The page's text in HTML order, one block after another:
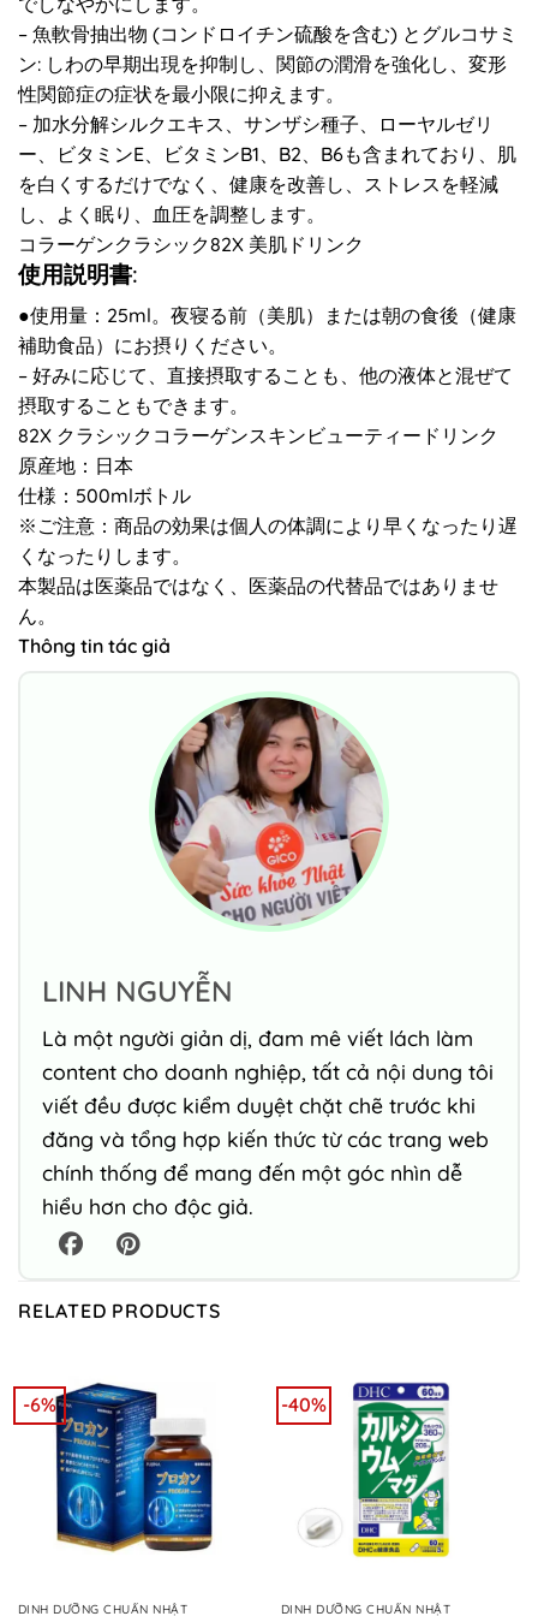
– 魚軟骨抽出物 (コンドロイチン硫酸を含む) とグルコサミ
ン: しわの早期出現を抑制し、関節の潤滑を強化し、変形
性関節症の症状を最小限に抑えます。
– 加水分解シルクエキス、サンザシ種子、ローヤルゼリ
ー、ビタミンE、ビタミンB1、B2、B6も含まれており、肌
を白くするだけでなく、健康を改善し、ストレスを軽減
し、よく眠り、血圧を調整します。
コラーゲンクラシック82X 美肌ドリンク
使用説明書:
●使用量：25ml。夜寝る前（美肌）または朝の食後（健康
補助食品）にお摂りください。
– 好みに応じて、直接摂取することも、他の液体と混ぜて
摂取することもできます。
82X クラシックコラーゲンスキンビューティードリンク
原産地：日本
仕様：500mlボトル
※ご注意：商品の効果は個人の体調により早くなったり遅
くなったりします。
本製品は医薬品ではなく、医薬品の代替品ではありませ
ん。
Thông tin tác giả
LINH NGUYỄN
Là một người giản dị, đam mê viết lách làm
content cho doanh nghiệp, tất cả nội dung tôi
viết đều được kiểm duyệt chặt chẽ trước khi
đăng và tổng hợp kiến thức từ các trang web
chính thống để mang đến một góc nhìn dễ
hiểu hơn cho độc giả.
RELATED PRODUCTS
-6%
DINH DƯỠNG CHUẨN NHẬT
-40%
DINH DƯỠNG CHUẨN NHẬT